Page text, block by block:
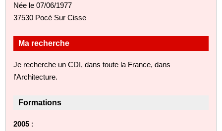
Née le 07/06/1977
37530 Pocé Sur Cisse
Ma recherche
Je recherche un CDI, dans toute la France, dans
l'Architecture.
Formations
2005 :